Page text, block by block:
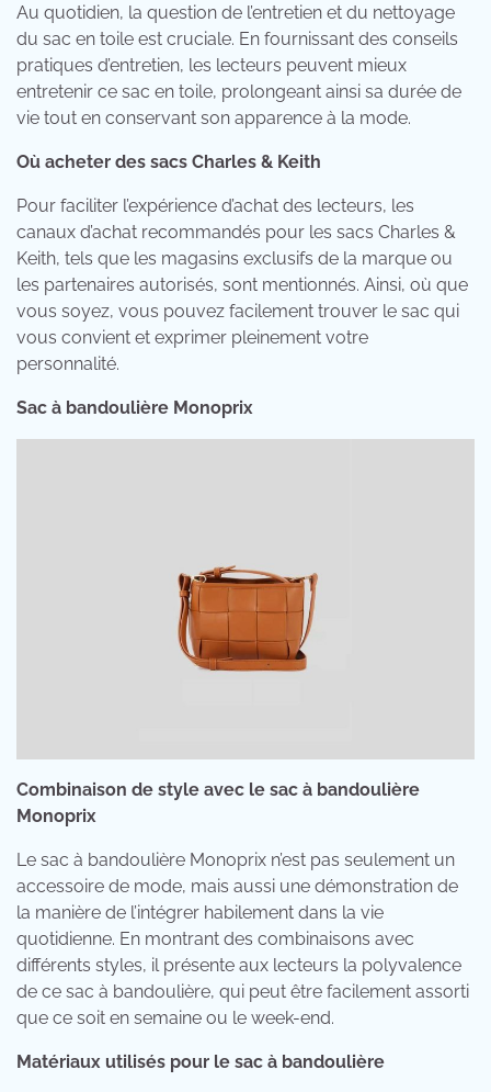
Au quotidien, la question de l’entretien et du nettoyage
du sac en toile est cruciale. En fournissant des conseils
pratiques d’entretien, les lecteurs peuvent mieux
entretenir ce sac en toile, prolongeant ainsi sa durée de
vie tout en conservant son apparence à la mode.
Où acheter des sacs Charles & Keith
Pour faciliter l’expérience d’achat des lecteurs, les
canaux d’achat recommandés pour les sacs Charles &
Keith, tels que les magasins exclusifs de la marque ou
les partenaires autorisés, sont mentionnés. Ainsi, où que
vous soyez, vous pouvez facilement trouver le sac qui
vous convient et exprimer pleinement votre
personnalité.
Sac à bandoulière Monoprix
Combinaison de style avec le sac à bandoulière
Monoprix
Le sac à bandoulière Monoprix n’est pas seulement un
accessoire de mode, mais aussi une démonstration de
la manière de l’intégrer habilement dans la vie
quotidienne. En montrant des combinaisons avec
différents styles, il présente aux lecteurs la polyvalence
de ce sac à bandoulière, qui peut être facilement assorti
que ce soit en semaine ou le week-end.
Matériaux utilisés pour le sac à bandoulière